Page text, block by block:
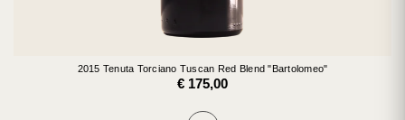
2015 Tenuta Torciano Tuscan Red Blend "Bartolomeo"
€ 175,00